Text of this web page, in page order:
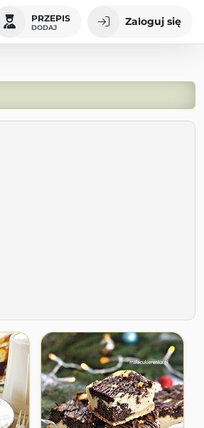
PRZEPIS
DODAJ Zaloguj się